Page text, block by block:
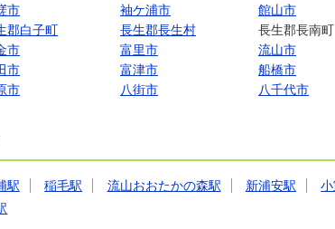
市 袖ケ浦市 館山市
郡白子町 長生郡長生村 長生郡長南町
市 富里市 流山市
市 富津市 船橋市
市 八街市 八千代市
駅 稲毛駅 流山おおたかの森駅 新浦安駅